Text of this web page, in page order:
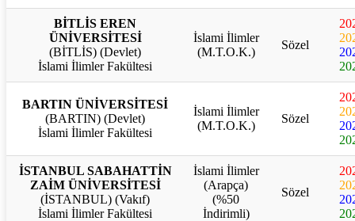
BİTLİS EREN
ÜNİVERSİTESİ
(BİTLİS) (Devlet)
İslami İlimler Fakültesi
İslami İlimler
(M.T.O.K.)
Sözel
BARTIN ÜNİVERSİTESİ
(BARTIN) (Devlet)
İslami İlimler Fakültesi
İslami İlimler
(M.T.O.K.)
Sözel
İSTANBUL SABAHATTİN
ZAİM ÜNİVERSİTESİ
(İSTANBUL) (Vakıf)
İslami İlimler Fakültesi
İslami İlimler
(Arapça)
(%50
İndirimli)
Sözel